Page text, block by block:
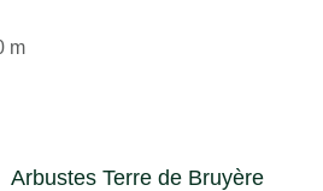
m
Arbustes Terre de Bruyère